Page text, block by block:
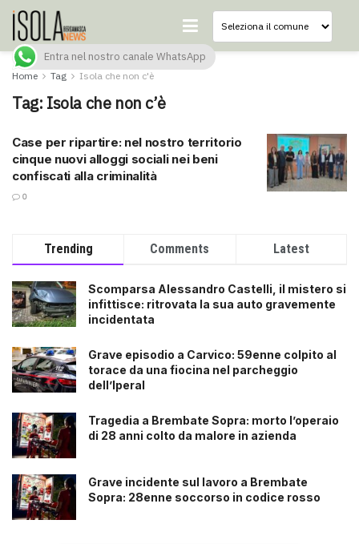
Home Tag Isola che non c'è
Tag: Isola che non c’è
Case per ripartire: nel nostro territorio
cinque nuovi alloggi sociali nei beni
confiscati alla criminalità
0
Trending Comments Latest
Scomparsa Alessandro Castelli, il mistero si
infittisce: ritrovata la sua auto gravemente
incidentata
Grave episodio a Carvico: 59enne colpito al
torace da una fiocina nel parcheggio
dell’Iperal
Tragedia a Brembate Sopra: morto l’operaio
di 28 anni colto da malore in azienda
Grave incidente sul lavoro a Brembate
Sopra: 28enne soccorso in codice rosso
Entra nel nostro canale WhatsApp